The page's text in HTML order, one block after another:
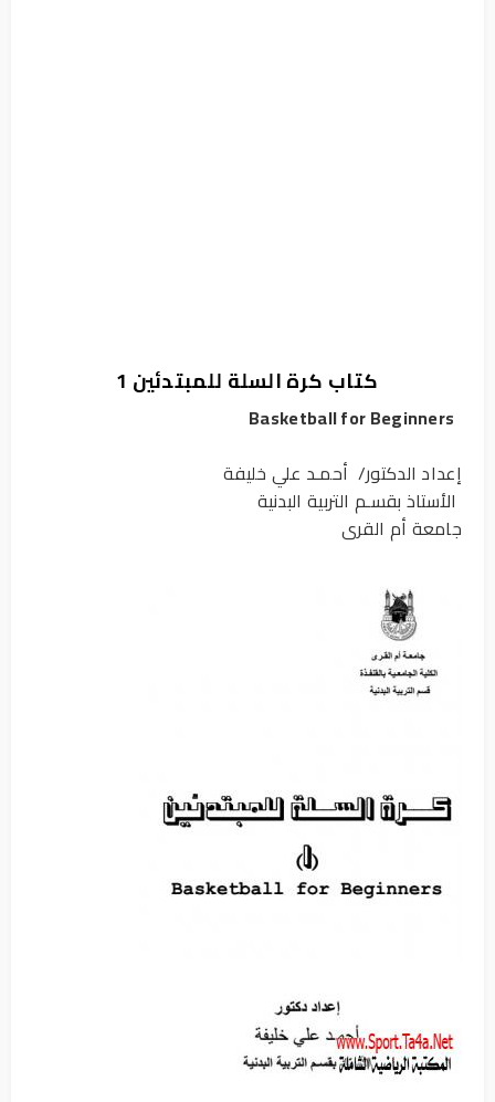
كتاب كرة السلة للمبتدئين 1
إعداد الدكتور/ أحمـد علي خليفة
الأستاذ بقسـم التربية البدنية
جامعة أم القرى